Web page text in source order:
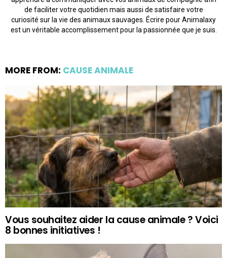
de faciliter votre quotidien mais aussi de satisfaire votre
curiosité sur la vie des animaux sauvages. Écrire pour Animalaxy
est un véritable accomplissement pour la passionnée que je suis.
MORE FROM: CAUSE ANIMALE
Vous souhaitez aider la cause animale ? Voici
8 bonnes initiatives !